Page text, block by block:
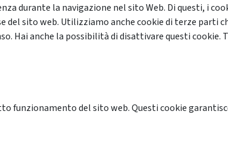
durante la navigazione nel sito Web. Di questi, i
sito web. Utilizziamo anche cookie di terze parti
Hai anche la possibilità di disattivare questi
funzionamento del sito web. Questi cookie